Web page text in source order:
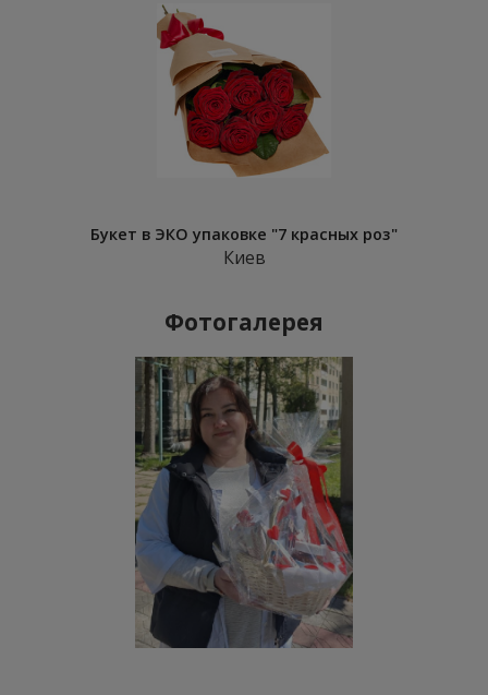
Букет в ЭКО упаковке "7 красных роз"
Киев
Фотогалерея